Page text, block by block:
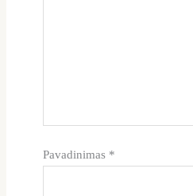
Pavadinimas *